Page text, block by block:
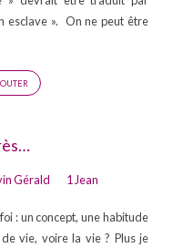
esclave ». On ne peut être
Gérald 1 Jean
: un concept, une habitude
vie, voire la vie ? Plus je